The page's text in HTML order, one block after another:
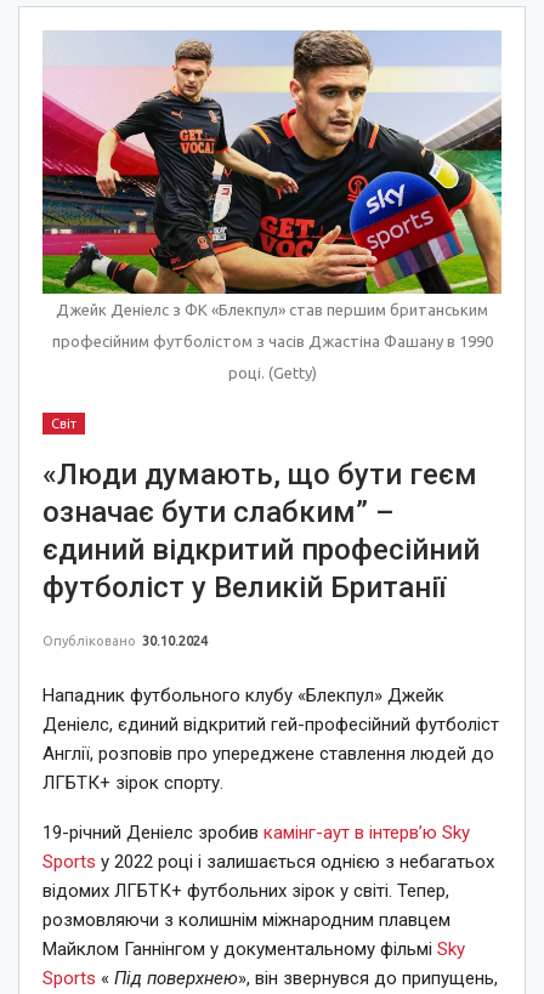
Джейк Деніелс з ФК «Блекпул» став першим британським
професійним футболістом з часів Джастіна Фашану в 1990
році. (Getty)
Світ
«Люди думають, що бути геєм
означає бути слабким” –
єдиний відкритий професійний
футболіст у Великій Британії
Опубліковано 30.10.2024
Нападник футбольного клубу «Блекпул» Джейк
Деніелс, єдиний відкритий гей-професійний футболіст
Англії, розповів про упереджене ставлення людей до
ЛГБТК+ зірок спорту.
19-річний Деніелс зробив камінг-аут в інтерв’ю Sky
Sports у 2022 році і залишається однією з небагатьох
відомих ЛГБТК+ футбольних зірок у світі. Тепер,
розмовляючи з колишнім міжнародним плавцем
Майклом Ганнінгом у документальному фільмі Sky
Sports « Під поверхнею», він звернувся до припущень,